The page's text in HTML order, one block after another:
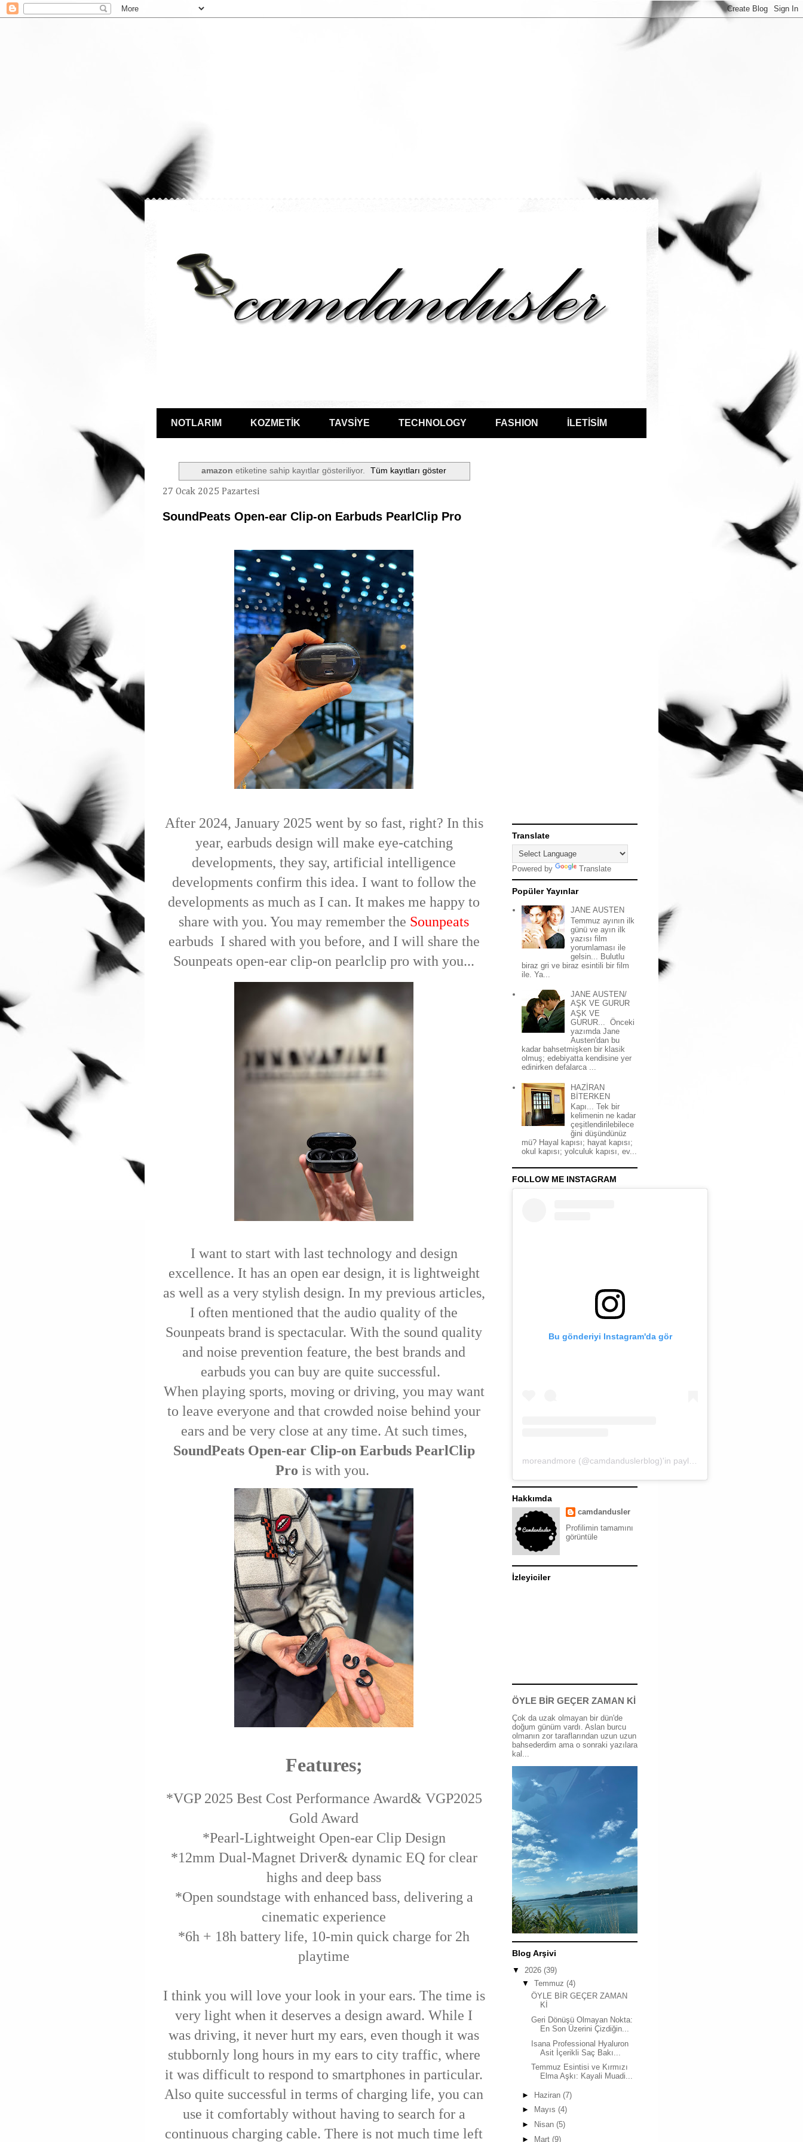
NOTLARIM KOZMETİK TAVSİYE TECHNOLOGY FASHION İLETİSİM
amazon etiketine sahip kayıtlar gösteriliyor. Tüm kayıtları göster
27 Ocak 2025 Pazartesi
SoundPeats Open-ear Clip-on Earbuds PearlClip Pro
After 2024, January 2025 went by so fast, right? In this
year, earbuds design will make eye-catching
developments, they say, artificial intelligence
developments confirm this idea. I want to follow the
developments as much as I can. It makes me happy to
share with you. You may remember the Sounpeats
earbuds I shared with you before, and I will share the
Sounpeats open-ear clip-on pearlclip pro with you...
I want to start with last technology and design
excellence. It has an open ear design, it is lightweight
as well as a very stylish design. In my previous articles,
I often mentioned that the audio quality of the
Sounpeats brand is spectacular. With the sound quality
and noise prevention feature, the best brands and
earbuds you can buy are quite successful.
When playing sports, moving or driving, you may want
to leave everyone and that crowded noise behind your
ears and be very close at any time. At such times,
SoundPeats Open-ear Clip-on Earbuds PearlClip
Pro is with you.
Features;
*VGP 2025 Best Cost Performance Award& VGP2025
Gold Award
*Pearl-Lightweight Open-ear Clip Design
*12mm Dual-Magnet Driver& dynamic EQ for clear
highs and deep bass
*Open soundstage with enhanced bass, delivering a
cinematic experience
*6h + 18h battery life, 10-min quick charge for 2h
playtime
I think you will love your look in your ears. The time is
very light when it deserves a design award. While I
was driving, it never hurt my ears, even though it was
stubbornly long hours in my ears to city traffic, where
it was difficult to respond to smartphones in particular.
Also quite successful in terms of charging life, you can
use it comfortably without having to search for a
continuous charging cable. There is not much time left
Translate
Powered by Translate
Popüler Yayınlar
JANE AUSTEN
Temmuz ayının ilk
günü ve ayın ilk
yazısı film
yorumlaması ile
gelsin... Bulutlu
biraz gri ve biraz esintili bir film
ile. Ya...
JANE AUSTEN/
AŞK VE GURUR
AŞK VE
GURUR... Önceki
yazımda Jane
Austen'dan bu
kadar bahsetmişken bir klasik
olmuş; edebiyatta kendisine yer
edinirken defalarca ...
HAZİRAN
BİTERKEN
Kapı... Tek bir
kelimenin ne kadar
çeşitlendirilebilece
ğini düşündünüz
mü? Hayal kapısı; hayat kapısı;
okul kapısı; yolculuk kapısı, ev...
FOLLOW ME INSTAGRAM
Bu gönderiyi Instagram'da gör
Hakkımda
camdandusler
Profilimin tamamını
görüntüle
İzleyiciler
ÖYLE BİR GEÇER ZAMAN Kİ
Çok da uzak olmayan bir dün'de
doğum günüm vardı. Aslan burcu
olmanın zor taraflarından uzun uzun
bahsederdim ama o sonraki yazılara
kal...
Blog Arşivi
▼ 2026 (39)
▼ Temmuz (4)
ÖYLE BİR GEÇER ZAMAN
Kİ
Geri Dönüşü Olmayan Nokta:
En Son Üzerini Çizdiğin...
Isana Professional Hyaluron
Asit İçerikli Saç Bakı...
Temmuz Esintisi ve Kırmızı
Elma Aşkı: Kayali Muadi...
► Haziran (7)
►
Mayıs (4)
►
Nisan (5)
►
Mart (9)